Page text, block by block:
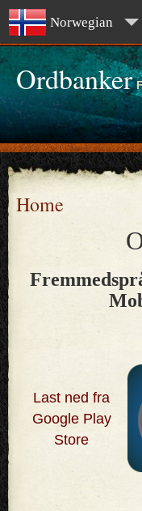
Norwegian
Ordbanker
Home
Last ned fra
Google Play
Store